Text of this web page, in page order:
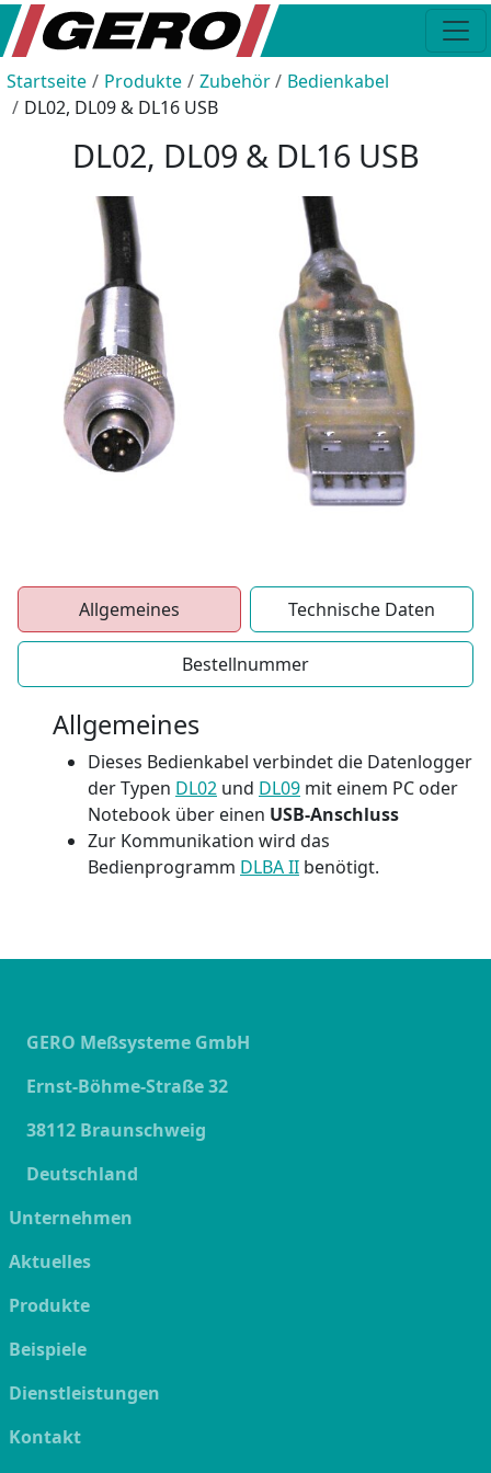
Startseite Produkte Zubehör
Bedienkabel
DL02, DL09 & DL16 USB
DL02, DL09 & DL16 USB
Allgemeines Technische Daten
Bestellnummer
Allgemeines
Dieses Bedienkabel verbindet die Datenlogger
der Typen DL02 und DL09 mit einem PC oder
Notebook über einen USB-Anschluss
Zur Kommunikation wird das
Bedienprogramm DLBA II benötigt.
GERO Meßsysteme GmbH
Ernst-Böhme-Straße 32
38112 Braunschweig
Deutschland
Unternehmen
Aktuelles
Produkte
Beispiele
Dienstleistungen
Kontakt